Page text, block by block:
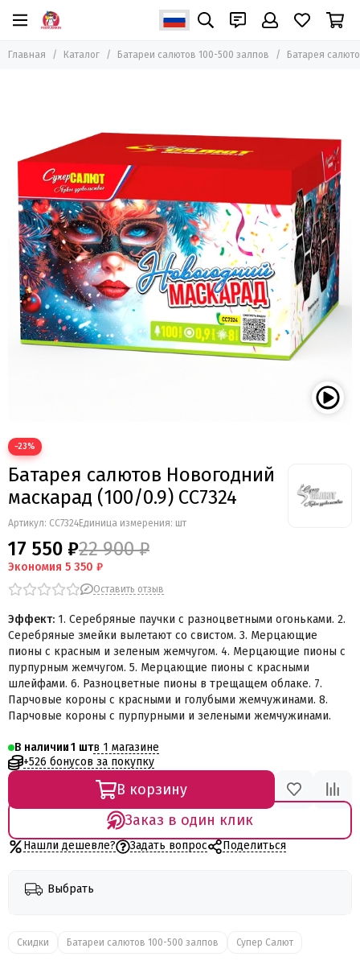
Главная Каталог Батареи салютов 100-500 залпов Батарея
−23%
Батарея салютов Новогодний
маскарад (100/0.9) СС7324
Артикул: СС7324Единица измерения: шт
17 550 ₽22 900 ₽
Экономия 5 350 ₽
Оставить отзыв
Эффект: 1. Серебряные паучки с разноцветными огоньками. 2.
Серебряные змейки вылетают со свистом. 3. Мерцающие
пионы с красным и зеленым жемчугом. 4. Мерцающие пионы с
пурпурным жемчугом. 5. Мерцающие пионы с красными
шлейфами. 6. Разноцветные пионы в трещащем облаке. 7.
Парчовые короны с красными и голубыми жемчужинами. 8.
Парчовые короны с пурпурными и зелеными жемчужинами.
В наличии1
в 1 магазине
+526 бонусов за покупку
В корзину
Заказ в один клик
Нашли дешевле? Задать вопрос Поделиться
Выбрать
Скидки Батареи салютов 100-500 залпов Супер Салют